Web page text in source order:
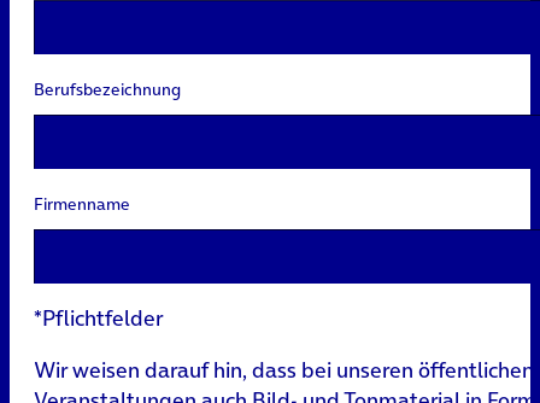
Berufsbezeichnung
Firmenname
*Pflichtfelder
Wir weisen darauf hin, dass bei unseren öffentlichen